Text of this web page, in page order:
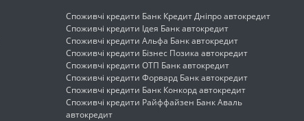
Споживчі кредити Банк Кредит Дніпро автокредит
Споживчі кредити Ідея Банк автокредит
Споживчі кредити Альфа Банк автокредит
Споживчі кредити Бізнес Позика автокредит
Споживчі кредити ОТП Банк автокредит
Споживчі кредити Форвард Банк автокредит
Споживчі кредити Банк Конкорд автокредит
Споживчі кредити Райффайзен Банк Аваль
автокредит